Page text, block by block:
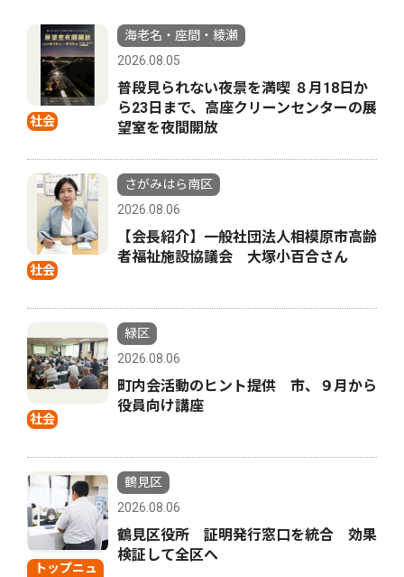
社会
海老名・座間・綾瀬
2026.08.05
普段見られない夜景を満喫 ８月18日か
ら23日まで、高座クリーンセンターの展
望室を夜間開放
社会
さがみはら南区
2026.08.06
【会長紹介】一般社団法人相模原市高齢
者福祉施設協議会 大塚小百合さん
社会
緑区
2026.08.06
町内会活動のヒント提供 市、９月から
役員向け講座
トップニュ
鶴見区
2026.08.06
鶴見区役所 証明発行窓口を統合 効果
検証して全区へ